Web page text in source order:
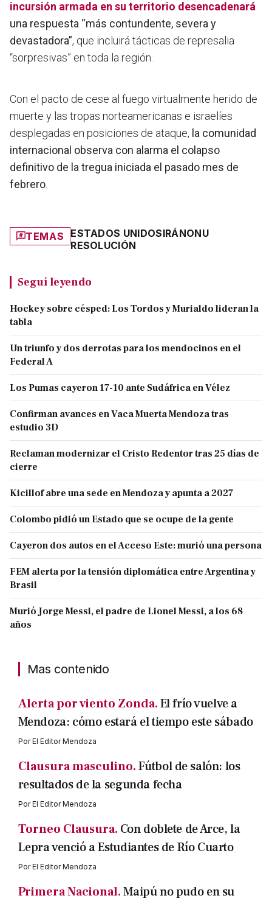
incursión armada en su territorio desencadenará
una respuesta “más contundente, severa y
devastadora”, que incluirá tácticas de represalia
“sorpresivas” en toda la región.
Con el pacto de cese al fuego virtualmente herido de
muerte y las tropas norteamericanas e israelíes
desplegadas en posiciones de ataque, la comunidad
internacional observa con alarma el colapso
definitivo de la tregua iniciada el pasado mes de
febrero
TEMAS ESTADOS UNIDOSIRÁNONU
RESOLUCIÓN
Seguí leyendo
Hockey sobre césped: Los Tordos y Murialdo lideran la
tabla
Un triunfo y dos derrotas para los mendocinos en el
Federal A
Los Pumas cayeron 17-10 ante Sudáfrica en Vélez
Confirman avances en Vaca Muerta Mendoza tras
estudio 3D
Reclaman modernizar el Cristo Redentor tras 25 días de
cierre
Kicillof abre una sede en Mendoza y apunta a 2027
Colombo pidió un Estado que se ocupe de la gente
Cayeron dos autos en el Acceso Este: murió una persona
FEM alerta por la tensión diplomática entre Argentina y
Brasil
Murió Jorge Messi, el padre de Lionel Messi, a los 68
años
Mas contenido
Alerta por viento Zonda.El frío vuelve a
Mendoza: cómo estará el tiempo este sábado
PorEl Editor Mendoza
Clausura masculino.Fútbol de salón: los
resultados de la segunda fecha
PorEl Editor Mendoza
Torneo Clausura. Con doblete de Arce, la
Lepra venció a Estudiantes de Río Cuarto
PorEl Editor Mendoza
Primera Nacional.Maipú no pudo en su